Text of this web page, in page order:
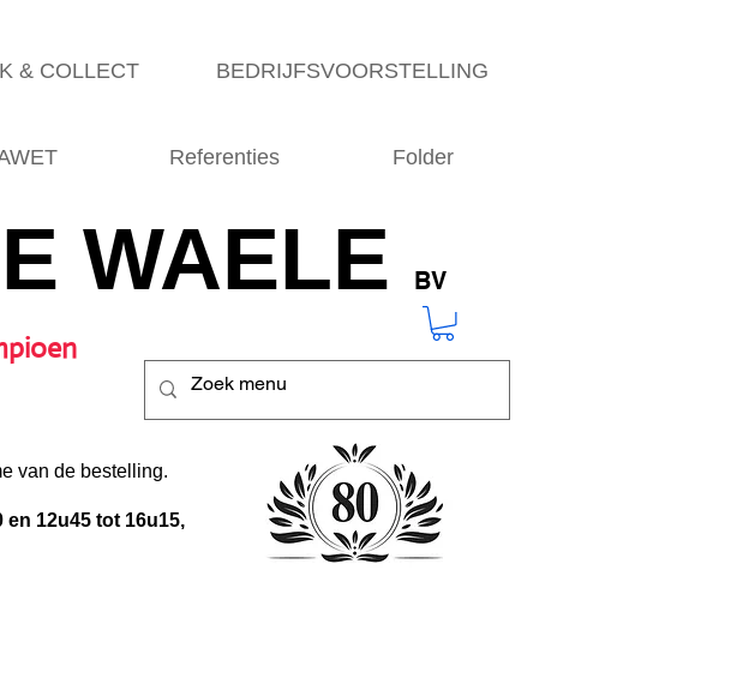
& COLLECT BEDRIJFSVOORSTELLING
Referenties Folder
WAELE BV
van de bestelling.
12u45 tot 16u15,